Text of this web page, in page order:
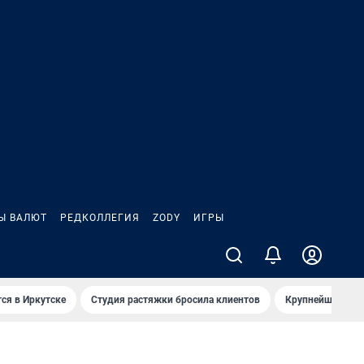
ВАЛЮТ РЕДКОЛЛЕГИЯ ZODY ИГРЫ
в Иркутске Студия растяжки бросила клиентов Крупнейшие